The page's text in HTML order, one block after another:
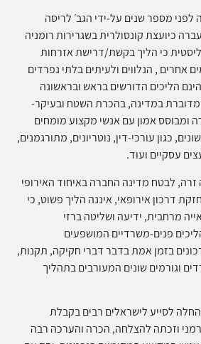
לפני מספר שנים על-ידי הגב׳ לריסה
כיועצת קונסולרית בשגרירות רומניה
כי הליך בקשת/דרישת אזרחות
אחרים , הנלווים ולעיתים בלתי נפרדים
הליכים הדורשים בראש ובראשונה
במדינה, בהכרת השטח ובעיקר-
ומבוסס אמון עם אנשי מקצוע מומחים
כגון עורכי-דין, נוטריונים, מתורגמנים,
עסקיים ועוד.
לבטח מדינה החברה באיחוד האירופי
דרכון אירופאי, איננה הליך פשוט, כי
מרחבית, ידיעה ושליטה ברזי
פנים-משרדיים המושפעים
בזמן אמת בדבר דברי חקיקה, תקנות,
וגורמים שונים המעורבים בתהליך
לסייע לישראלים רבים בקבלת
וזכתה להצלחה, הכרה והערכה רבה